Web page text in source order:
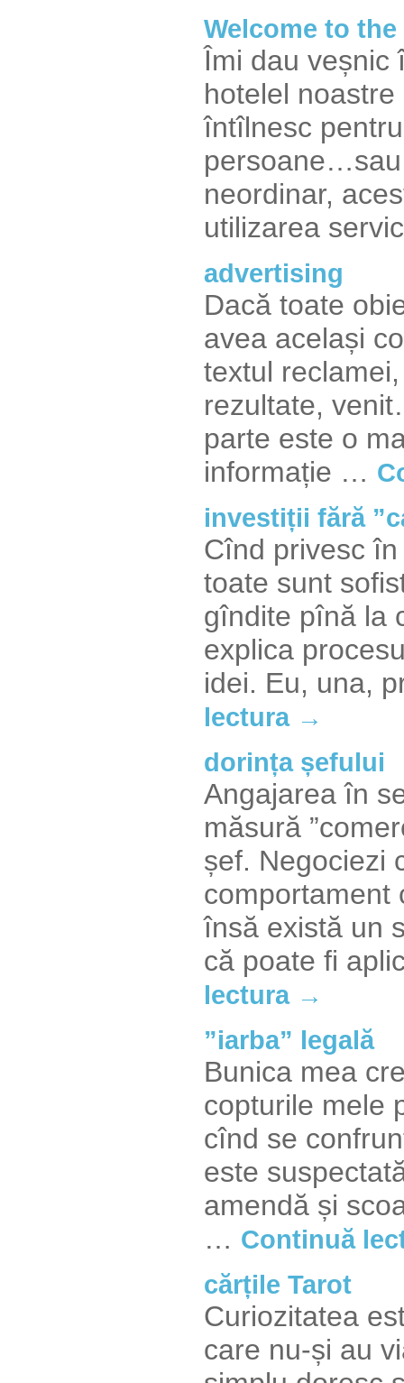
Welcome to
Îmi dau veșnic
hotelel
întîlnesc
neordinar,
utilizarea
advertising
Dacă toate
avea același
textul
rezultate,
parte este o
informație …
investiții fără
Cînd privesc
toate sunt
gîndite pînă la
explica
idei. Eu, una,
lectura →
dorința șefului
Angajarea în
măsură
șef. Negociezi
comportament
însă există un
că poate fi
lectura →
”iarba” legală
Bunica mea
copturile mele
cînd se
este
amendă și
… Continuă
cărțile Tarot
Curiozitatea
care nu-și au